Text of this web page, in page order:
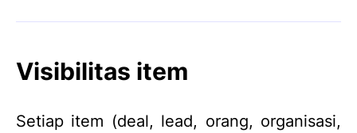
Visibilitas item
Setiap item (deal, lead, orang, organisasi,